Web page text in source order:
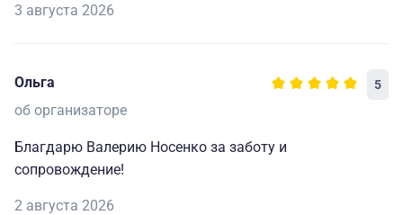
3 августа 2026
Ольга 5
об организаторе
Благдарю Валерию Носенко за заботу и
сопровождение!
2 августа 2026